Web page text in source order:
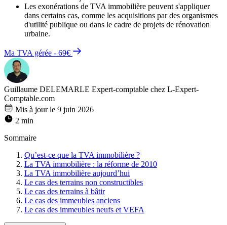
Les exonérations de TVA immobilière peuvent s'appliquer
dans certains cas, comme les acquisitions par des organismes
d'utilité publique ou dans le cadre de projets de rénovation
urbaine.
Ma TVA gérée - 69€
Guillaume DELEMARLE Expert-comptable chez L-Expert-
Comptable.com
Mis à jour le 9 juin 2026
2 min
Sommaire
Qu’est-ce que la TVA immobilière ?
La TVA immobilière : la réforme de 2010
La TVA immobilière aujourd’hui
Le cas des terrains non constructibles
Le cas des terrains à bâtir
Le cas des immeubles anciens
Le cas des immeubles neufs et VEFA